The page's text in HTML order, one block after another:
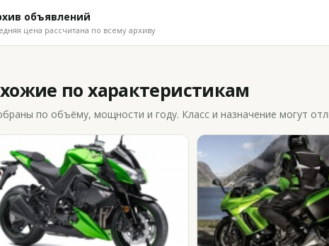
объявлений
цена рассчитана по всему архиву
по характеристикам
по объёму, мощности и году. Класс и назначение могут